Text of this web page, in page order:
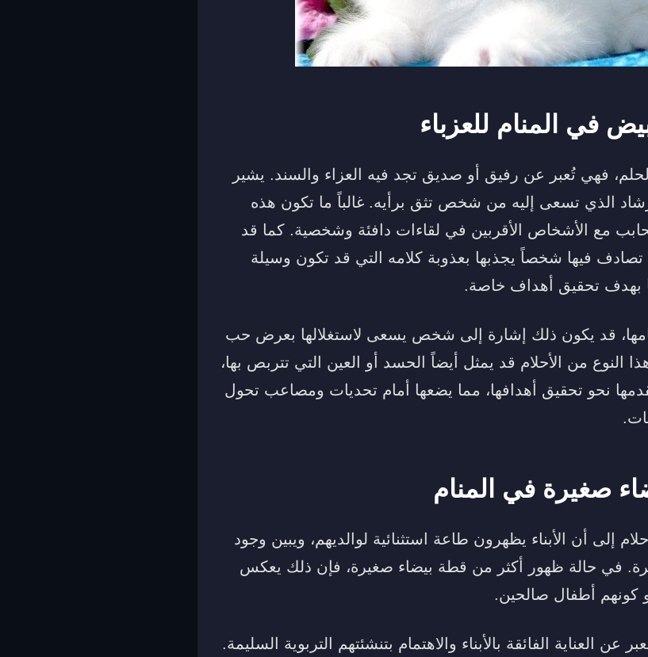
في المنام للعزباء
فهي تُعبر عن رفيق أو صديق تجد فيه العزاء والسند. يشير
الذي تسعى إليه من شخص تثق برأيه. غالباً ما تكون هذه
مع الأشخاص الأقربين في لقاءات دافئة وشخصية. كما قد
فيها شخصاً يجذبها بعذوبة كلامه التي قد تكون وسيلة
بهدف تحقيق أهداف خاصة.
قد يكون ذلك إشارة إلى شخص يسعى لاستغلالها بعرض حب
النوع من الأحلام قد يمثل أيضاً الحسد أو العين التي تتربص بها،
نحو تحقيق أهدافها، مما يضعها أمام تحديات ومصاعب تحول
صغيرة في المنام
إلى أن الأبناء يظهرون طاعة استثنائية لوالديهم، ويبين وجود
في حالة ظهور أكثر من قطة بيضاء صغيرة، فإن ذلك يعكس
كونهم أطفال صالحين.
العناية الفائقة بالأبناء والاهتمام بتنشئتهم التربوية السليمة.